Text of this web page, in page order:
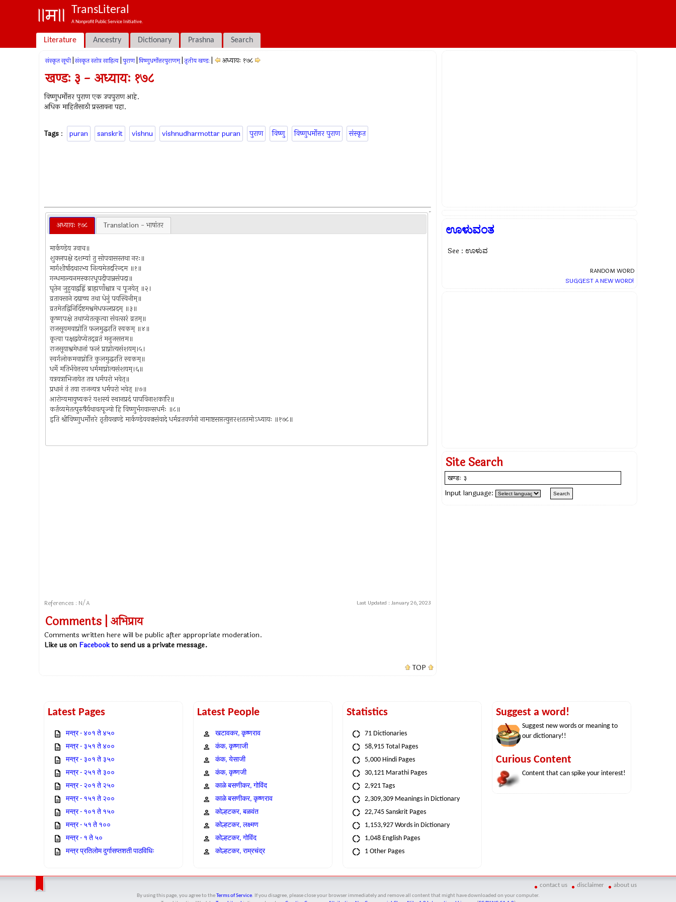
TransLiteral
A Nonprofit Public Service Initiative.
Literature Ancestry Dictionary Prashna Search
संस्कृत सूची संस्कृत स्तोत्र साहित्य पुराण विष्णुधर्मोत्तरपुराणम् तृतीय खण्डः अध्यायः १७८
खण्डः ३ - अध्यायः १७८
विष्णुधर्मोत्तर पुराण एक उपपुराण आहे.
अधिक माहितीसाठी प्रस्तावना पहा.
Tags : puran sanskrit vishnu vishnudharmottar puran पुराण विष्णु विष्णुधर्मोत्तर पुराण संस्कृत
अध्यायः १७८ Translation - भाषांतर
मार्कण्डेय उवाच॥
शुक्लपक्षे दशम्यां तु सोपवासस्तथा नरः॥
मार्गशीर्षादथारभ्य नित्यमेतदरिन्दम ॥१॥
गन्धमाल्यनमस्कारधूपदीपान्नसंपदा॥
घृतेन जुहुयाद्वह्निं ब्राह्मणाँश्चात्र च पूजयेत् ॥२।
व्रतावसाने दद्याच्च तथा धेनुं पयस्विनीम्॥
व्रतमेतद्विनिर्दिष्टमश्वमेधफलप्रदम् ॥३॥
कृष्णपक्षे तथाप्येतत्कृत्वा संवत्सरं व्रतम्॥
राजसूयमवाप्नोति फलमुद्धरति स्वकम् ॥४॥
कृत्वा पक्षद्वयेप्येतद्व्रतं मनुजसत्तम॥
राजसूयाश्वमेधानां फलं प्राप्नोत्यसंशयम्।५।
स्वर्गलोकमवाप्नोति कुलमुद्धरति स्वकम्॥
धर्मे मतिर्भवेत्तस्य धर्ममाप्नोत्यसंशयम्।६॥
यत्रयत्राभिजायेत तत्र धर्मपरो भवेत्॥
प्रधानं तं तया राजन्यत्र धर्मपरो भवेत् ॥७॥
आरोग्यमायुष्यकरं यशस्यं स्थानप्रदं पापविनाशकारि॥
कर्तव्यमेतत्पुरुषैर्यथावत्पूज्यो हि विष्णुर्भगवान्सधर्मः ॥८॥
इति श्रीविष्णुधर्मोत्तरे तृतीयखण्डे मार्कण्डेयवज्रसंवादे धर्मव्रतवर्णनो नामाष्टसप्तत्युत्तरशततमोऽध्यायः ॥१७८॥
References : N/A Last Updated : January 26, 2023
Comments | अभिप्राय
Comments written here will be public after appropriate moderation.
Like us on Facebookto send us a private message.
TOP
ಊಳುವಂತ
See : ಊಳುವ
RANDOM WORD
SUGGEST A NEW WORD!
Site Search
Input language:
Latest Pages
मन्त्र - ४०१ ते ४५०
मन्त्र - ३५१ ते ४००
मन्त्र - ३०१ ते ३५०
मन्त्र - २५१ ते ३००
मन्त्र - २०१ ते २५०
मन्त्र - १५१ ते २००
मन्त्र - १०१ ते १५०
मन्त्र - ५१ ते १००
मन्त्र - १ ते ५०
मन्त्र प्रतिलोम दुर्गासप्तशती पाठविधिः
Latest People
खटावकर, कृष्णराव
कंक, कृष्णाजी
कंक, येसाजी
कंक, कृष्णजी
काळे बसणीकर, गोविंद
काळे बसणीकर, कृष्णराव
कोल्हटकर, बळवंत
कोल्हटकर, लक्ष्मण
कोल्हटकर, गोविंद
कोल्हटकर, राम्रचंद्र
Statistics
71 Dictionaries
58,915 Total Pages
5,000 Hindi Pages
30,121 Marathi Pages
2,921 Tags
2,309,309 Meanings in Dictionary
22,745 Sanskrit Pages
1,153,927 Words in Dictionary
1,048 English Pages
1 Other Pages
Suggest a word!
Suggest new words or meaning to
our dictionary!!
Curious Content
Content that can spike your interest!
contact us disclaimer about us
By using this page, you agree to the Terms of Service. If you disagree, please close your browser immediately and remove all content that might have downloaded on your computer.